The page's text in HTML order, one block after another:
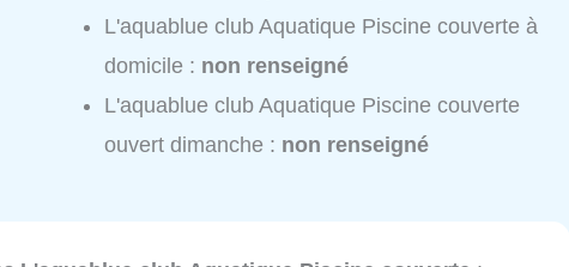
L'aquablue club Aquatique Piscine couverte à
domicile : non renseigné
L'aquablue club Aquatique Piscine couverte
ouvert dimanche : non renseigné